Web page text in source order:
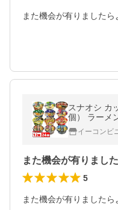
また機会が有りました
スナオシ カ
個） ラーメ
イーコンビ
5
また機会が有りました